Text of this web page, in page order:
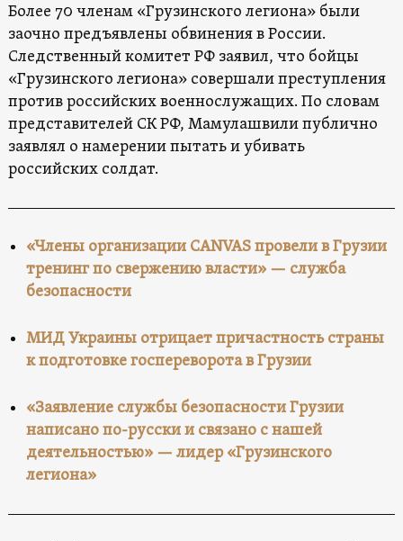
Более 70 членам «Грузинского легиона» были
заочно предъявлены обвинения в России.
Следственный комитет РФ заявил, что бойцы
«Грузинского легиона» совершали преступления
против российских военнослужащих. По словам
представителей СК РФ, Мамулашвили публично
заявлял о намерении пытать и убивать
российских солдат.
«Члены организации CANVAS провели в Грузии
тренинг по свержению власти» — служба
безопасности
МИД Украины отрицает причастность страны
к подготовке госпереворота в Грузии
«Заявление службы безопасности Грузии
написано по-русски и связано с нашей
деятельностью» — лидер «Грузинского
легиона»